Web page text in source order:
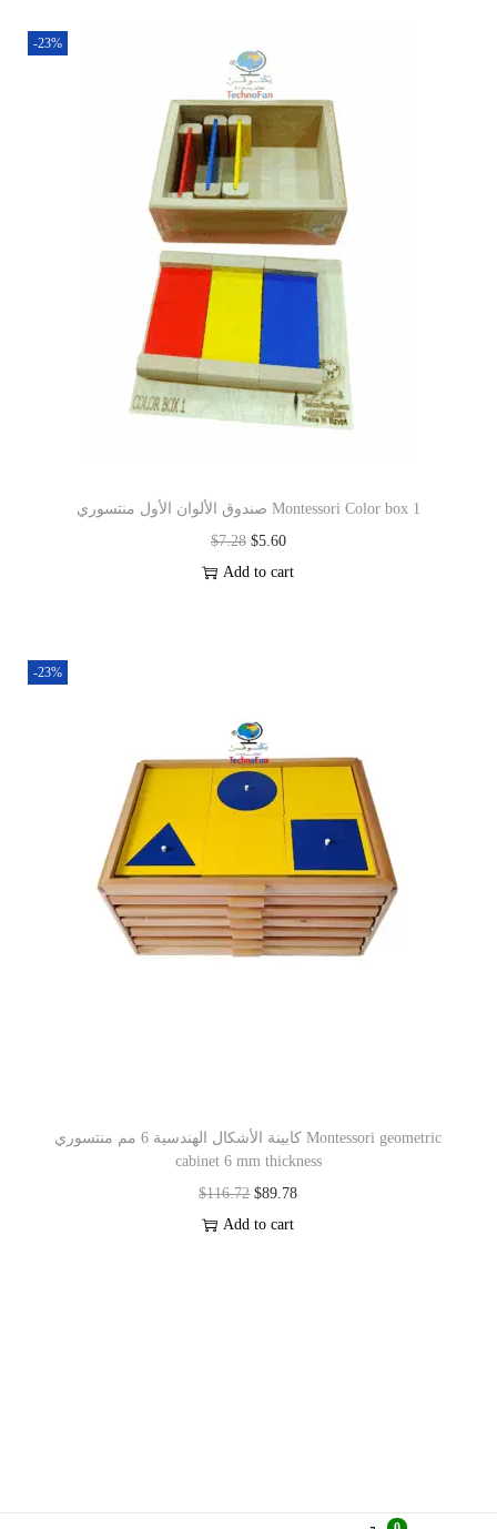
-23%
صندوق الألوان الأول منتسوري Montessori Color box 1
$7.28 $5.60
Add to cart
-23%
كابينة الأشكال الهندسية 6 مم منتسوري Montessori geometric
cabinet 6 mm thickness
$116.72 $89.78
Add to cart